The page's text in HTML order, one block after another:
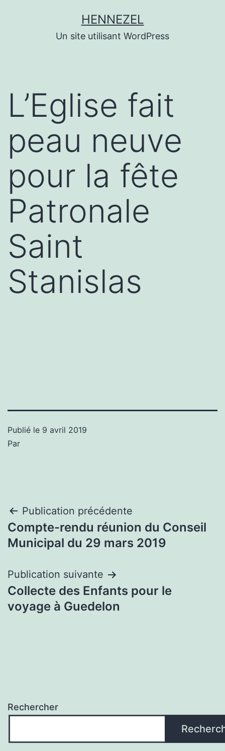
HENNEZEL
Un site utilisant WordPress
L’Eglise fait
peau neuve
pour la fête
Patronale
Saint
Stanislas
Publié le 9 avril 2019
Par
Navigation
de
Publication précédente
Compte-rendu réunion du Conseil
Municipal du 29 mars 2019
Publication suivante
Collecte des Enfants pour le
voyage à Guedelon
Rechercher